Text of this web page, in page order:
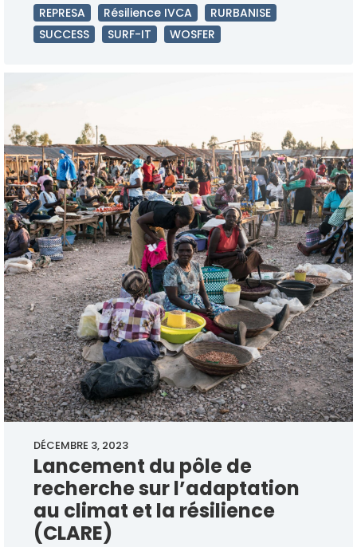
REPRESA
Résilience IVCA
RURBANISE
SUCCESS
SURF-IT WOSFER
DÉCEMBRE 3, 2023
Lancement du pôle de
recherche sur l’adaptation
au climat et la résilience
(CLARE)